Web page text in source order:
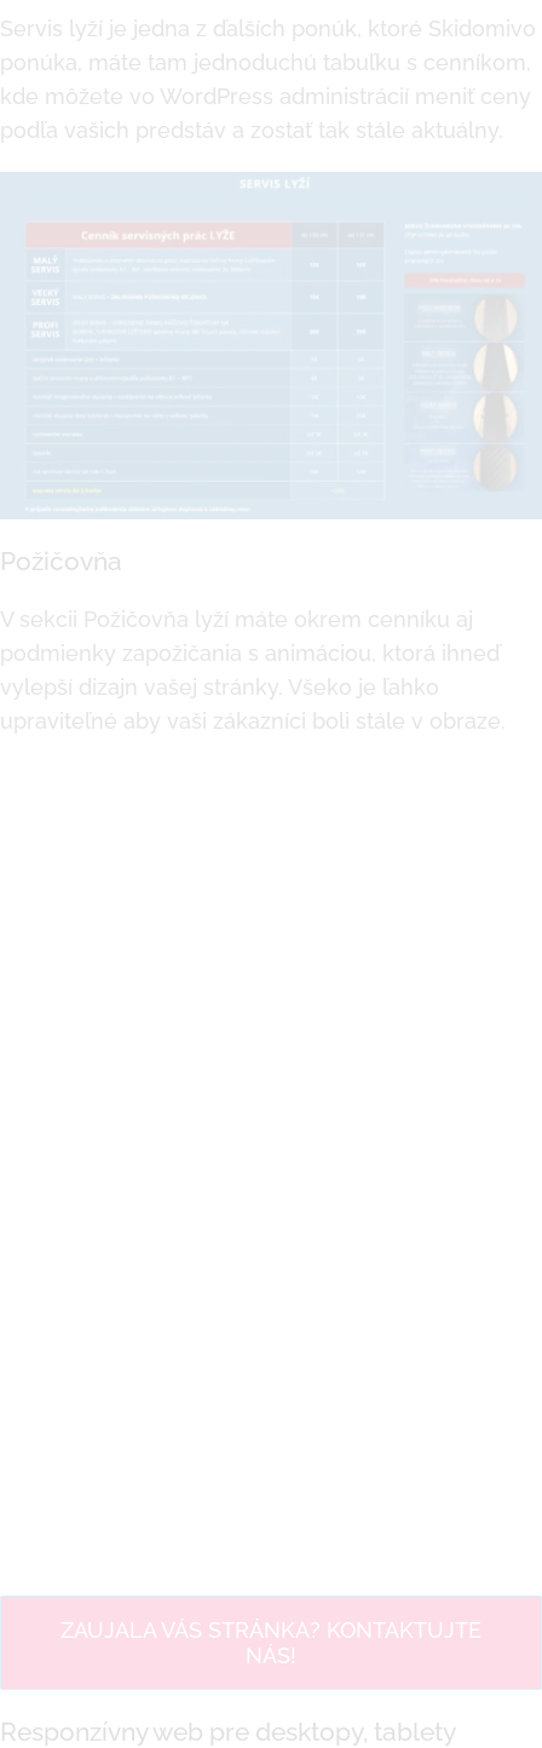
Servis lyží je jedna z ďalších ponúk, ktoré Skidomivo
ponúka, máte tam jednoduchú tabuľku s cenníkom,
kde môžete vo WordPress administrácií meniť ceny
podľa vašich predstáv a zostať tak stále aktuálny.
Požičovňa
V sekcii Požičovňa lyží máte okrem cenníku aj
podmienky zapožičania s animáciou, ktorá ihneď
vylepší dizajn vašej stránky. Všeko je ľahko
upraviteľné aby vaši zákazníci boli stále v obraze.
ZAUJALA VÁS STRÁNKA? KONTAKTUJTE
NÁS!
Responzívny web pre desktopy, tablety